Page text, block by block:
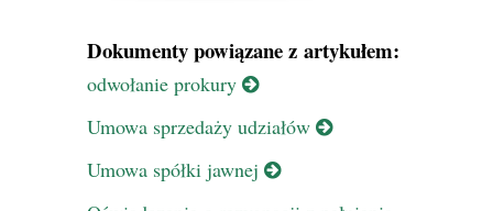
Dokumenty powiązane z artykułem:
odwołanie prokury
Umowa sprzedaży udziałów
Umowa spółki jawnej